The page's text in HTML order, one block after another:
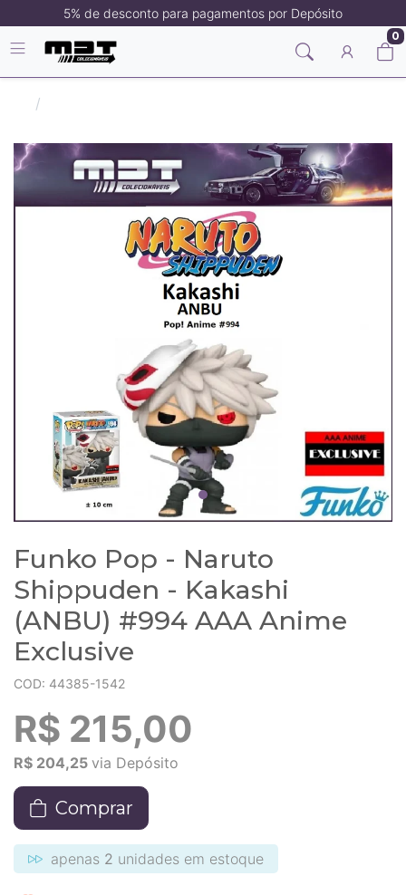
5% de desconto para pagamentos por Depósito
0
Funko Pop - Naruto
Shippuden - Kakashi
(ANBU) #994 AAA Anime
Exclusive
COD: 44385-1542
R$ 215,00
R$ 204,25 via Depósito
Comprar
apenas 2 unidades em estoque